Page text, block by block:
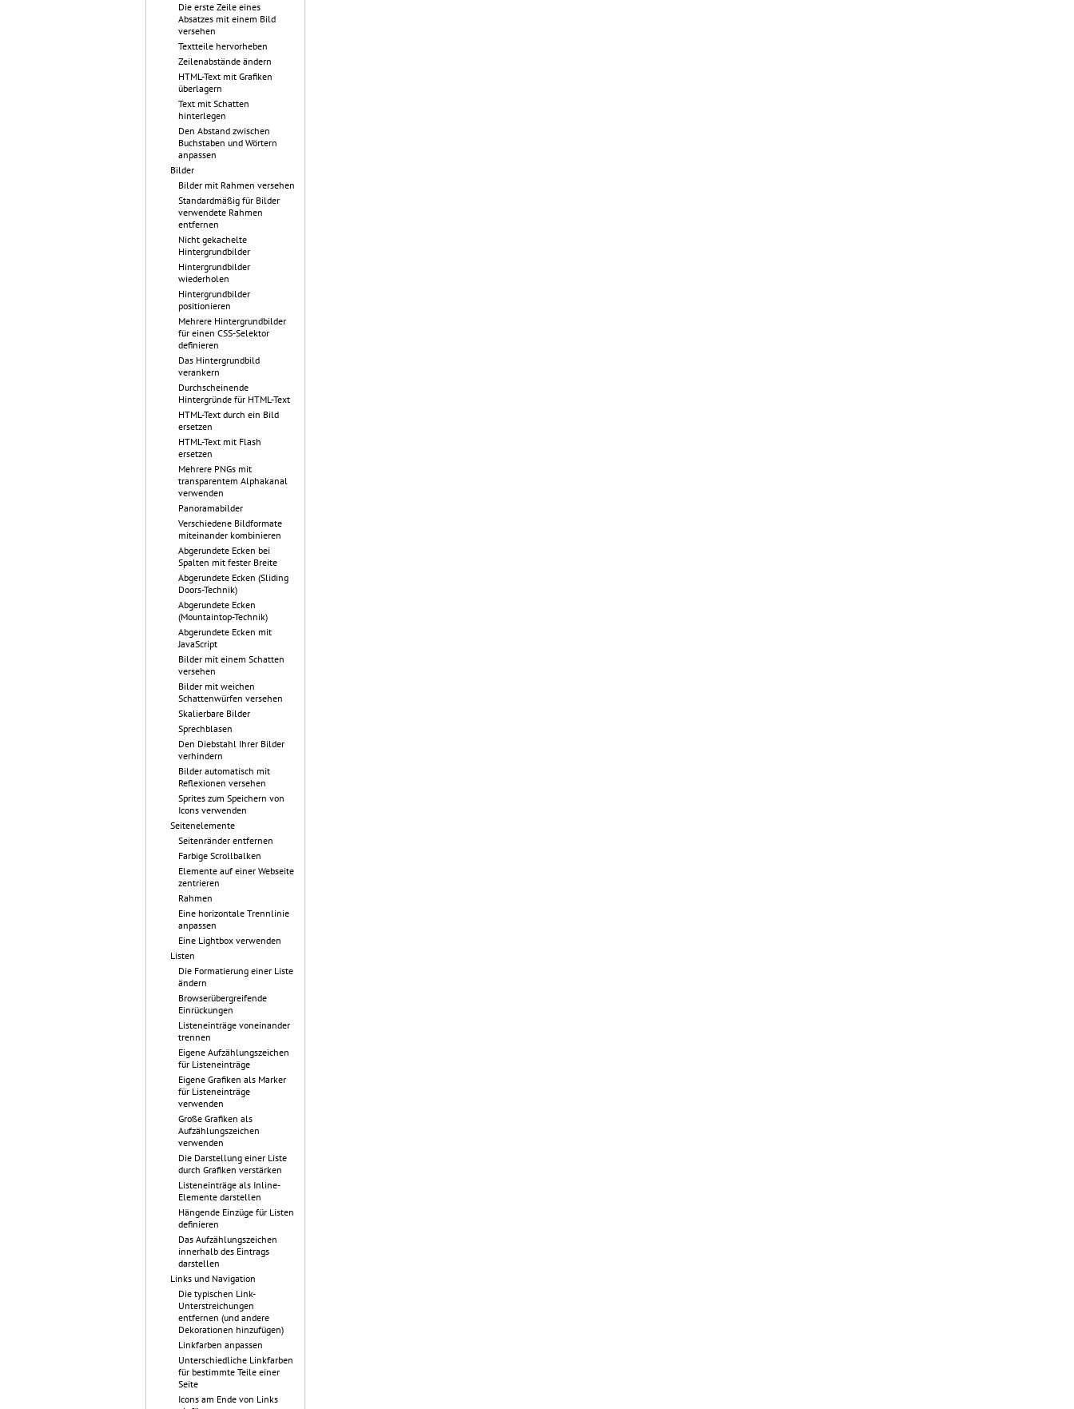
Die erste Zeile eines
Absatzes mit einem Bild
versehen
Textteile hervorheben
Zeilenabstände ändern
HTML-Text mit Grafiken
überlagern
Text mit Schatten
hinterlegen
Den Abstand zwischen
Buchstaben und Wörtern
anpassen
Bilder
Bilder mit Rahmen versehen
Standardmäßig für Bilder
verwendete Rahmen
entfernen
Nicht gekachelte
Hintergrundbilder
Hintergrundbilder
wiederholen
Hintergrundbilder
positionieren
Mehrere Hintergrundbilder
für einen CSS-Selektor
definieren
Das Hintergrundbild
verankern
Durchscheinende
Hintergründe für HTML-Text
HTML-Text durch ein Bild
ersetzen
HTML-Text mit Flash
ersetzen
Mehrere PNGs mit
transparentem Alphakanal
verwenden
Panoramabilder
Verschiedene Bildformate
miteinander kombinieren
Abgerundete Ecken bei
Spalten mit fester Breite
Abgerundete Ecken (Sliding
Doors-Technik)
Abgerundete Ecken
(Mountaintop-Technik)
Abgerundete Ecken mit
JavaScript
Bilder mit einem Schatten
versehen
Bilder mit weichen
Schattenwürfen versehen
Skalierbare Bilder
Sprechblasen
Den Diebstahl Ihrer Bilder
verhindern
Bilder automatisch mit
Reflexionen versehen
Sprites zum Speichern von
Icons verwenden
Seitenelemente
Seitenränder entfernen
Farbige Scrollbalken
Elemente auf einer Webseite
zentrieren
Rahmen
Eine horizontale Trennlinie
anpassen
Eine Lightbox verwenden
Listen
Die Formatierung einer Liste
ändern
Browserübergreifende
Einrückungen
Listeneinträge voneinander
trennen
Eigene Aufzählungszeichen
für Listeneinträge
Eigene Grafiken als Marker
für Listeneinträge
verwenden
Große Grafiken als
Aufzählungszeichen
verwenden
Die Darstellung einer Liste
durch Grafiken verstärken
Listeneinträge als Inline-
Elemente darstellen
Hängende Einzüge für Listen
definieren
Das Aufzählungszeichen
innerhalb des Eintrags
darstellen
Links und Navigation
Die typischen Link-
Unterstreichungen
entfernen (und andere
Dekorationen hinzufügen)
Linkfarben anpassen
Unterschiedliche Linkfarben
für bestimmte Teile einer
Seite
Icons am Ende von Links